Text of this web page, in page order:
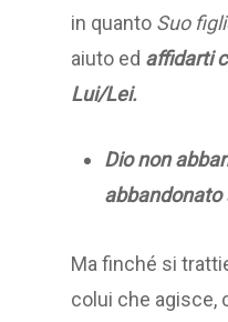
in quanto Suo
aiuto ed affidarti
Lui/Lei.
Dio non
abbandonato
Ma finché si
colui che agisce,